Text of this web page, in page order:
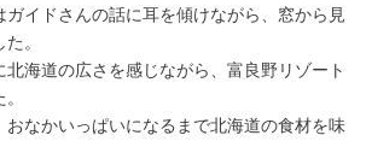
ガイドさんの話に耳を傾けながら、窓から見
。
海道の広さを感じながら、富良野リゾート
おなかいっぱいになるまで北海道の食材を味